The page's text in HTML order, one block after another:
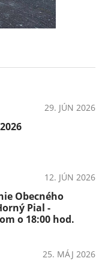
29. JÚN 2026
12. JÚN 2026
Obecného
Pial -
o 18:00 hod.
25. MÁJ 2026